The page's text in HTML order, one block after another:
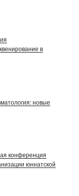
в
новые
конференция
юннатской